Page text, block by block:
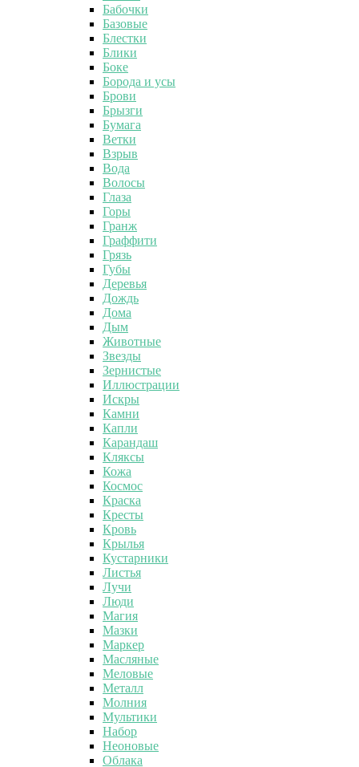
Бабочки
Базовые
Блестки
Блики
Боке
Борода и усы
Брови
Брызги
Бумага
Ветки
Взрыв
Вода
Волосы
Глаза
Горы
Гранж
Граффити
Грязь
Губы
Деревья
Дождь
Дома
Дым
Животные
Звезды
Зернистые
Иллюстрации
Искры
Камни
Капли
Карандаш
Кляксы
Кожа
Космос
Краска
Кресты
Кровь
Крылья
Кустарники
Листья
Лучи
Люди
Магия
Мазки
Маркер
Масляные
Меловые
Металл
Молния
Мультики
Набор
Неоновые
Облака